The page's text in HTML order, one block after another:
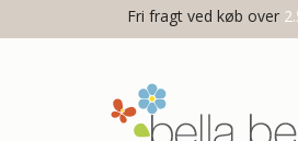
Fri fragt ved køb over